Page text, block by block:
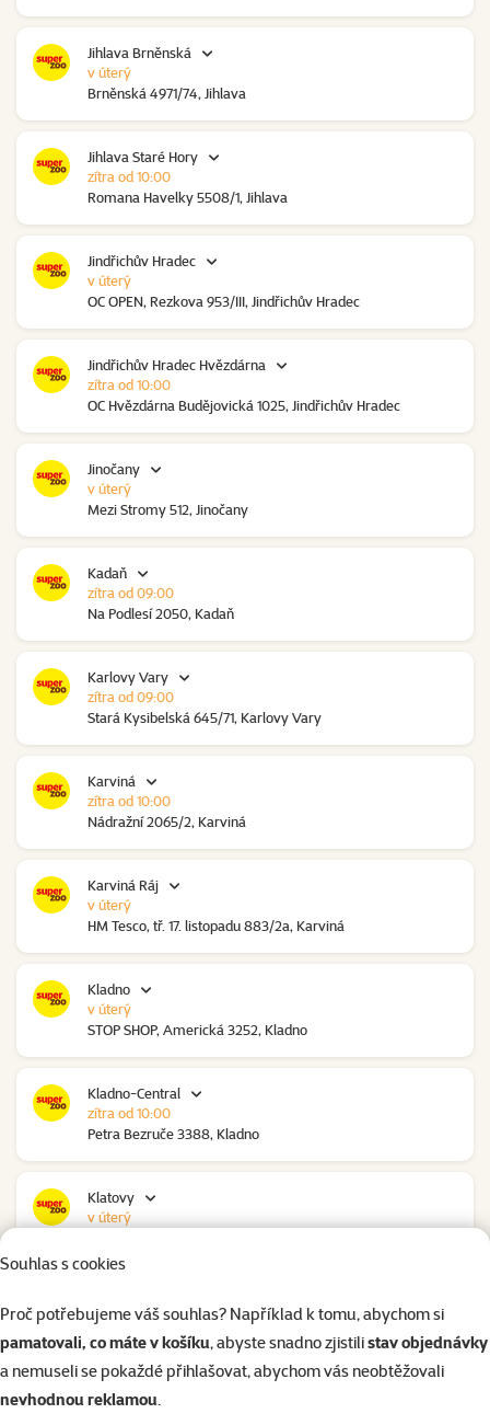
Souhlas s cookies
Proč potřebujeme váš souhlas? Například k tomu, abychom si
pamatovali, co máte v košíku, abyste snadno zjistilistav objednávky
a nemuseli se pokaždé přihlašovat, abychom vás neobtěžovali
nevhodnou reklamou.
Jihlava Brněnská
Brněnská 4971/74, Jihlava
v úterý
Jihlava Staré Hory
Romana Havelky 5508/1, Jihlava
zítra od 10:00
Jindřichův Hradec
OC OPEN, Rezkova 953/III, Jindřichův Hradec
v úterý
Jindřichův Hradec Hvězdárna
OC Hvězdárna Budějovická 1025, Jindřichův Hradec
zítra od 10:00
Jinočany
Mezi Stromy 512, Jinočany
v úterý
Kadaň
Na Podlesí 2050, Kadaň
zítra od 09:00
Karlovy Vary
Stará Kysibelská 645/71, Karlovy Vary
zítra od 09:00
Karviná
Nádražní 2065/2, Karviná
zítra od 10:00
Karviná Ráj
HM Tesco, tř. 17. listopadu 883/2a, Karviná
v úterý
Kladno
STOP SHOP, Americká 3252, Kladno
v úterý
Kladno-Central
Petra Bezruče 3388, Kladno
zítra od 10:00
Klatovy
v úterý
Polepská 979, Kolín
zítra od 09:00
Kolín Ovčáry